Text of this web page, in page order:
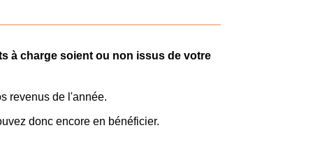
à charge soient ou non issus de votre
revenus de l'année.
donc encore en bénéficier.